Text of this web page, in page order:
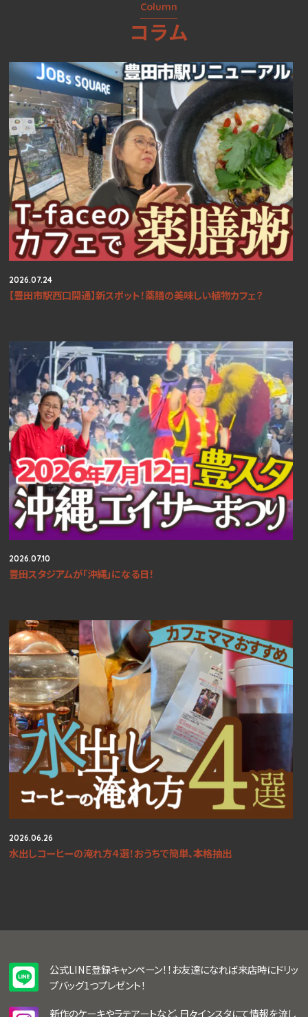
Column
コラム
2026.07.24
【豊田市駅西口開通】新スポット！薬膳の美味しい植物カフェ？
2026.07.10
豊田スタジアムが「沖縄」になる日！
2026.06.26
水出しコーヒーの淹れ方４選！おうちで簡単、本格抽出
公式LINE登録キャンペーン！！お友達になれば来店時にドリッ
プバッグ1つプレゼント！
新作のケーキやラテアートなど、日々インスタにて情報を流し